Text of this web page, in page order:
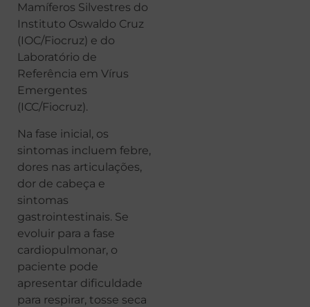
Mamíferos Silvestres do
Instituto Oswaldo Cruz
(IOC/Fiocruz) e do
Laboratório de
Referência em Vírus
Emergentes
(ICC/Fiocruz).
Na fase inicial, os
sintomas incluem febre,
dores nas articulações,
dor de cabeça e
sintomas
gastrointestinais. Se
evoluir para a fase
cardiopulmonar, o
paciente pode
apresentar dificuldade
para respirar, tosse seca